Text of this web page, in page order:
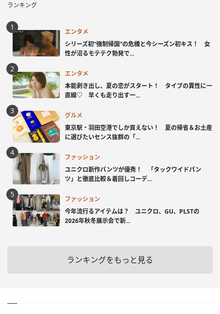
ランキング
エンタメ
シリーズ初“強制帰国”の危機と今シーズン初キス！ 女
性が沼るモテテク勃発で...
エンタメ
本能剥き出し、夏の恋がスタート！ タイプの異性に一
直線♡ 早くも走り出す一...
グルメ
東京駅・羽田空港でしか買えない！ 夏の帰省＆お土産
に選びたいセンス抜群の「...
ファッション
ユニクロ新作パンツが優秀！ 「タックワイドパン
ツ」と徹底比較＆着回しコーデ...
ファッション
今年流行るアイテムは？ ユニクロ、GU、PLSTの
2026年秋冬展示会で新...
ランキングをもっと見る